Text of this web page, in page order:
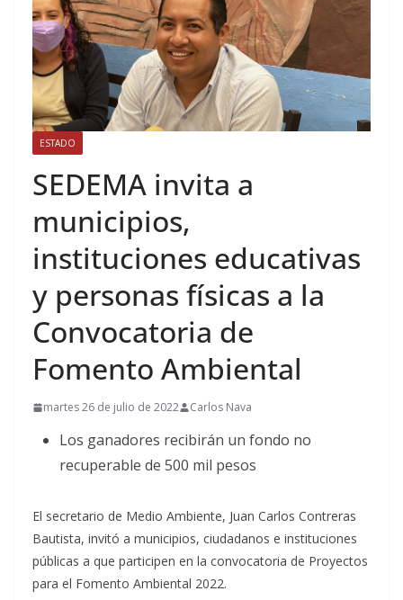
ESTADO
SEDEMA invita a
municipios,
instituciones educativas
y personas físicas a la
Convocatoria de
Fomento Ambiental
martes 26 de julio de 2022 Carlos Nava
Los ganadores recibirán un fondo no
recuperable de 500 mil pesos
El secretario de Medio Ambiente, Juan Carlos Contreras
Bautista, invitó a municipios, ciudadanos e instituciones
públicas a que participen en la convocatoria de Proyectos
para el Fomento Ambiental 2022.